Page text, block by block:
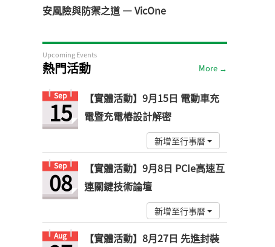
安風險與防禦之道 — VicOne
Upcoming Events
熱門活動 More →
Sep
15
【實體活動】9月15日 電動車充
電暨充電樁設計解密
新增至行事曆
Sep
08
【實體活動】9月8日 PCIe高速互
連關鍵技術論壇
新增至行事曆
Aug
【實體活動】8月27日 先進封裝